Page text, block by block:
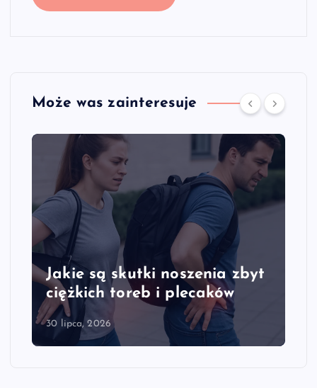
Może was zainteresuje
skutki noszenia zbyt
toreb i plecaków
Jakie są
kręgosłupa
28 lipca, 2026